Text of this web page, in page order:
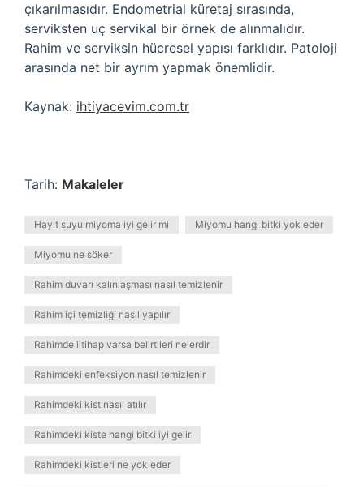
çıkarılmasıdır. Endometrial küretaj sırasında,
serviksten uç servikal bir örnek de alınmalıdır.
Rahim ve serviksin hücresel yapısı farklıdır. Patoloji
arasında net bir ayrım yapmak önemlidir.
Kaynak: ihtiyacevim.com.tr
Tarih: Makaleler
Hayıt suyu miyoma iyi gelir mi Miyomu hangi bitki yok eder
Miyomu ne söker
Rahim duvarı kalınlaşması nasıl temizlenir
Rahim içi temizliği nasıl yapılır
Rahimde iltihap varsa belirtileri nelerdir
Rahimdeki enfeksiyon nasıl temizlenir
Rahimdeki kist nasıl atılır
Rahimdeki kiste hangi bitki iyi gelir
Rahimdeki kistleri ne yok eder